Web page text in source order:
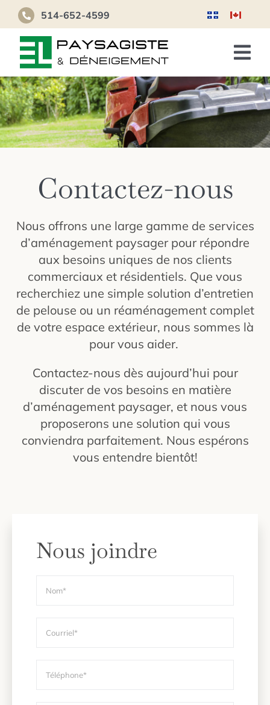
Passer
au
contenu
514-652-4599
Accueil
Résidentiels
Projets
Contactez-nous
OBTENIR UN DEVIS
Contactez-nous
Nous offrons une large gamme de services
d’aménagement paysager pour répondre
aux besoins uniques de nos clients
commerciaux et résidentiels. Que vous
recherchiez une simple solution d’entretien
de pelouse ou un réaménagement complet
de votre espace extérieur, nous sommes là
pour vous aider.
Contactez-nous dès aujourd’hui pour
discuter de vos besoins en matière
d’aménagement paysager, et nous vous
proposerons une solution qui vous
conviendra parfaitement. Nous espérons
vous entendre bientôt!
Nous joindre